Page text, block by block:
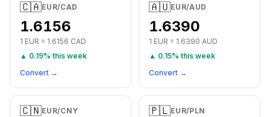
🇨🇦EUR/CAD
1.6156
1 EUR = 1.6156 CAD
▲ 0.19% this week
Convert →
🇦🇺EUR/AUD
1.6390
1 EUR = 1.6390 AUD
▲ 0.15% this week
Convert →
🇨🇳EUR/CNY 🇵🇱EUR/PLN